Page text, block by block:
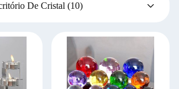
De Cristal (10)